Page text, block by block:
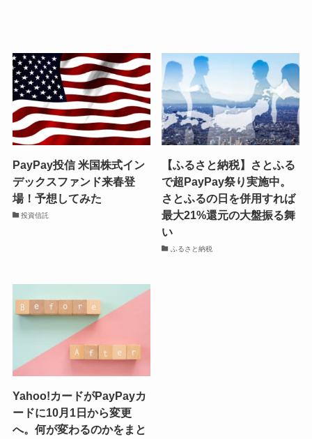
PayPay投信 米国株式イン
デックスファンド来春登
場！予想してみた
投資信託
【ふるさと納税】さとふる
で超PayPay祭り実施中。
さとふるの日を併用すれば
最大21%還元の大盤振る舞
い
ふるさと納税
Yahoo!カードがPayPayカ
ードに10月1日から変更
へ。何が変わるのかをまと